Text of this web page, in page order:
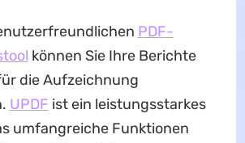
PDF-
können Sie Ihre Berichte
die Aufzeichnung
UPDF ist ein leistungsstarkes
umfangreiche Funktionen